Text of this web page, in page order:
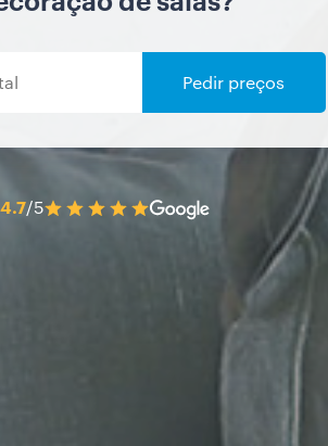
Pedir preços
4.7/5